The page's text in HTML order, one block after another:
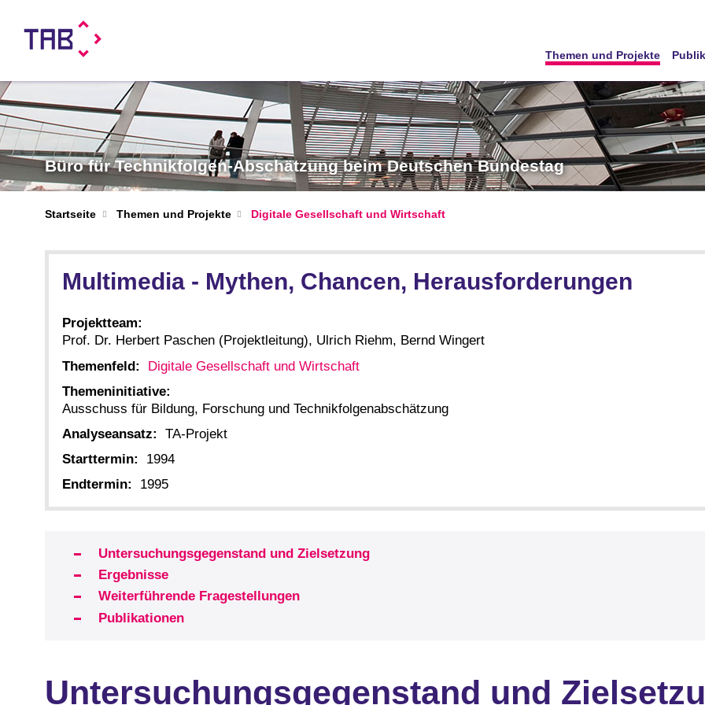
Themen und Projekte
Büro für Technikfolgen-Abschätzung beim Deutschen Bundestag
Startseite Themen und Projekte Digitale Gesellschaft und Wirtschaft
Multimedia - Mythen, Chancen, Herausforderungen
Projektteam:
Prof. Dr. Herbert Paschen (Projektleitung), Ulrich Riehm, Bernd Wingert
Themenfeld:
Digitale Gesellschaft und Wirtschaft
Themeninitiative:
Ausschuss für Bildung, Forschung und Technikfolgenabschätzung
Analyseansatz:
TA-Projekt
Starttermin:
1994
Endtermin:
1995
Untersuchungsgegenstand und Zielsetzung
Ergebnisse
Weiterführende Fragestellungen
Publikationen
Untersuchungsgegenstand und